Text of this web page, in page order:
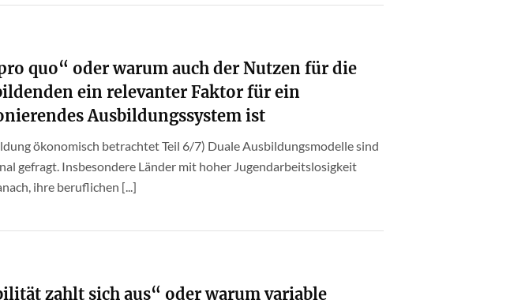
quo“ oder warum auch der Nutzen für die
ein relevanter Faktor für ein
Ausbildungssystem ist
ökonomisch betrachtet Teil 6/7) Duale Ausbildungsmodelle sind
gefragt. Insbesondere Länder mit hoher Jugendarbeitslosigkeit
ihre beruflichen [...]
zahlt sich aus“ oder warum variable